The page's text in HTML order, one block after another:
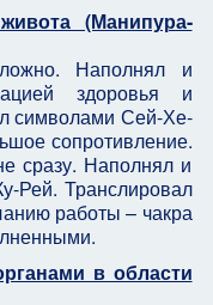
(Манипура-
Наполнял и
здоровья и
символами Сей-Хе-
сопротивление.
сразу. Наполнял и
Рей. Транслировал
работы – чакра
в области